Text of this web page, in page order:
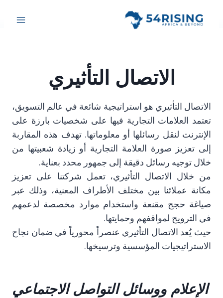
الاتصال التأثيري
الاتصال التأثيري هو استراتيجية شائعة في عالم التسويق،
تعتمد العلامات التجارية فيها على شخصيات بارزة على
الإنترنت لنقل رسائلها أو معلوماتها. تهدف هذه المقاربة
إلى تعزيز صورة العلامة التجارية أو زيادة شعبيتها من
خلال توجيه رسائل دقيقة إلى جمهور محدد بعناية.
من خلال الاتصال التأثيري، تعمل شركتنا على تعزيز
مكانة عملائنا بين مختلف الأطراف المعنية، وذلك عبر
صياغة حجج مقنعة واستخدام موارد مخصصة لدعمهم
في الترويج لمواقفهم وحمايتها.
حيث يُعد الاتصال التأثيري عنصراً محورياً في ضمان نجاح
الاستراتيجيات المؤسسية وترسيخها.
الإعلام ووسائل التواصل الاجتماعي